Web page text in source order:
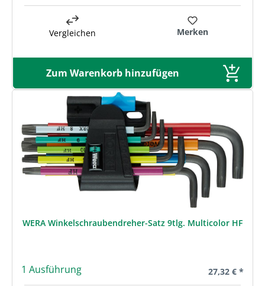
Vergleichen Merken
Zum Warenkorb hinzufügen
WERA Winkelschraubendreher-Satz 9tlg. Multicolor HF
1 Ausführung Regulärer
27,32 € *